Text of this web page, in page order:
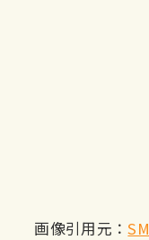
画像引用元：